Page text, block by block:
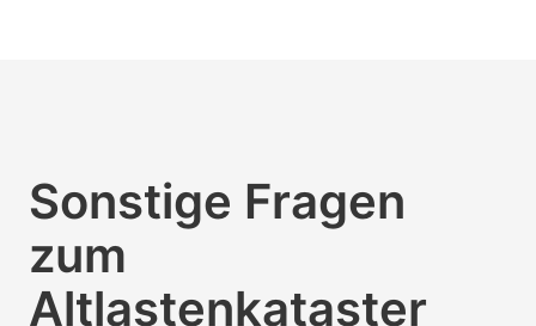
Sonstige Fragen
zum
Altlastenkataster